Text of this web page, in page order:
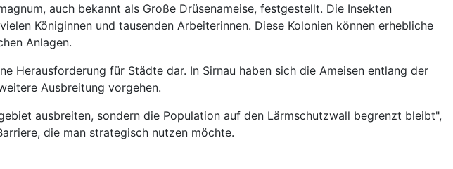
auch bekannt als Große Drüsenameise, festgestellt. Die Insekten
Königinnen und tausenden Arbeiterinnen. Diese Kolonien können erhebliche
Anlagen.
Herausforderung für Städte dar. In Sirnau haben sich die Ameisen entlang der
Ausbreitung vorgehen.
ausbreiten, sondern die Population auf den Lärmschutzwall begrenzt bleibt",
die man strategisch nutzen möchte.